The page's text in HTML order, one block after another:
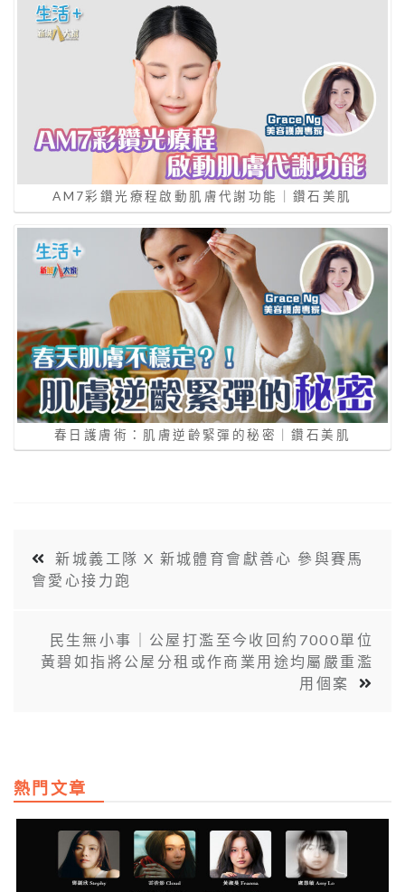
AM7彩鑽光療程啟動肌膚代謝功能｜鑽石美肌
春日護膚術：肌膚逆齡緊彈的秘密｜鑽石美肌
新城義工隊 X 新城體育會獻善心 參與賽馬
會愛心接力跑
民生無小事｜公屋打濫至今收回約7000單位
黃碧如指將公屋分租或作商業用途均屬嚴重濫
用個案
熱門文章